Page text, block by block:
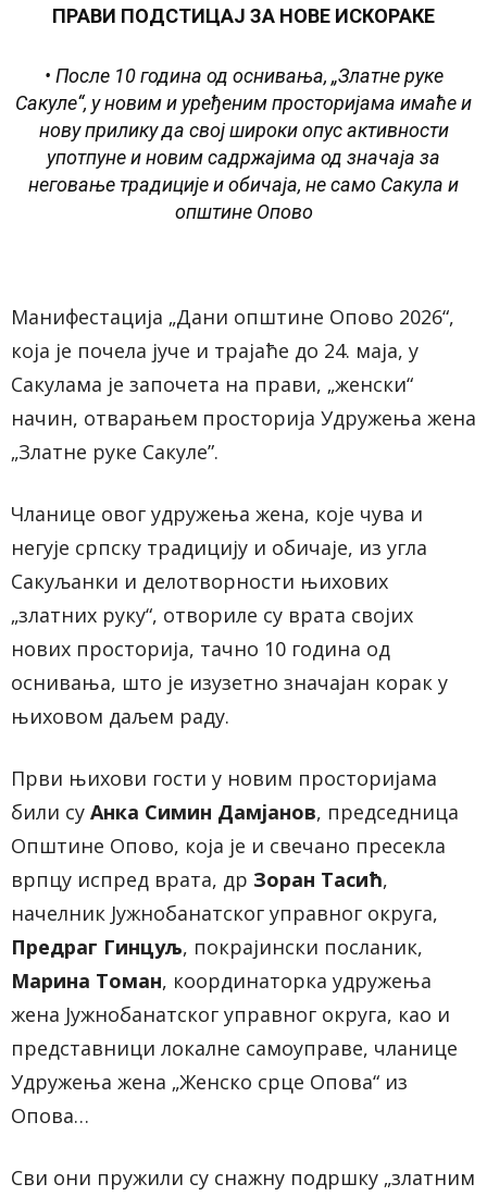
ПРАВИ ПОДСТИЦАЈ ЗА НОВЕ ИСКОРАКЕ
• После 10 година од оснивања, „Златне руке
Сакулe“, у новим и уређеним просторијама имаће и
нову прилику да свој широки опус активности
употпуне и новим садржајима од значаја за
неговање традиције и обичаја, не само Сакула и
општине Опово
Манифестација „Дани општине Опово 2026“,
која је почела јуче и трајаће до 24. маја, у
Сакулама је започета на прави, „женски“
начин, отварањем просторија Удружења жена
„Златне руке Сакулe”.
Чланице овог удружења жена, које чува и
негује српску традицију и обичаје, из угла
Сакуљанки и делотворности њихових
„златних руку“, отвориле су врата својих
нових просторија, тачно 10 година од
оснивања, што је изузетно значајан корак у
њиховом даљем раду.
Први њихови гости у новим просторијама
били су Анка Симин Дамјанов, председница
Општине Опово, која је и свечано пресекла
врпцу испред врата, др Зоран Тасић,
начелник Јужнобанатског управног округа,
Предраг Гинцуљ, покрајински посланик,
Марина Томан, координаторка удружења
жена Јужнобанатског управног округа, као и
представници локалне самоуправе, чланице
Удружења жена „Женско срце Опова“ из
Опова…
Сви они пружили су снажну подршку „златним